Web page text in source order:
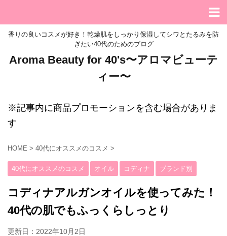
香りの良いコスメが好き！乾燥肌をしっかり保湿してシワとたるみを防
ぎたい40代のためのブログ
Aroma Beauty for 40's〜アロマビューテ
ィー〜
※記事内に商品プロモーションを含む場合がありま
す
HOME > 40代にオススメのコスメ >
40代にオススメのコスメ オイル コディナ ブランド別
コディナアルガンオイルを使ってみた！
40代の肌でもふっくらしっとり
更新日： 2022年10月2日